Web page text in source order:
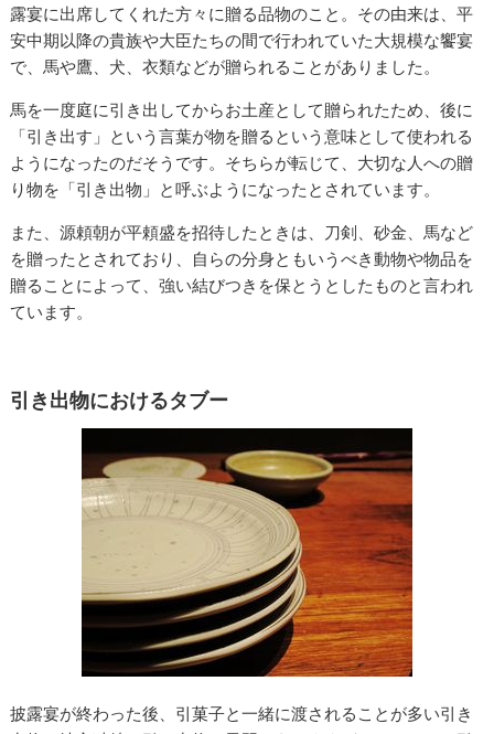
露宴に出席してくれた方々に贈る品物のこと。その由来は、平
安中期以降の貴族や大臣たちの間で行われていた大規模な饗宴
で、馬や鷹、犬、衣類などが贈られることがありました。
馬を一度庭に引き出してからお土産として贈られたため、後に
「引き出す」という言葉が物を贈るという意味として使われる
ようになったのだそうです。そちらが転じて、大切な人への贈
り物を「引き出物」と呼ぶようになったとされています。
また、源頼朝が平頼盛を招待したときは、刀剣、砂金、馬など
を贈ったとされており、自らの分身ともいうべき動物や物品を
贈ることによって、強い結びつきを保とうとしたものと言われ
ています。
引き出物におけるタブー
披露宴が終わった後、引菓子と一緒に渡されることが多い引き